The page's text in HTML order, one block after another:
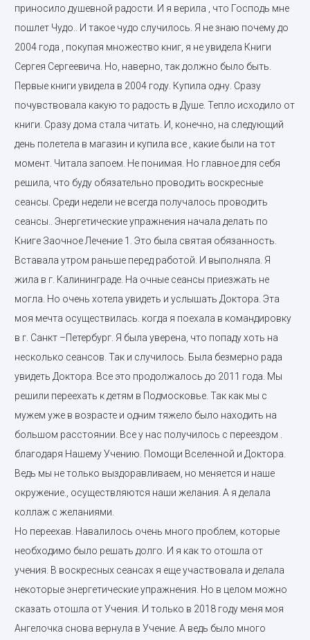
приносило душевной радости. И я верила , что Господь мне
пошлет Чудо.. И такое чудо случилось. Я не знаю почему до
2004 года , покупая множество книг, я не увидела Книги
Сергея Сергеевича. Но, наверно, так должно было быть.
Первые книги увидела в 2004 году. Купила одну. Сразу
почувствовала какую то радость в Душе. Тепло исходило от
книги. Сразу дома стала читать. И, конечно, на следующий
день полетела в магазин и купила все , какие были на тот
момент. Читала запоем. Не понимая. Но главное для себя
решила, что буду обязательно проводить воскресные
сеансы. Среди недели не всегда получалось проводить
сеансы.. Энергетические упражнения начала делать по
Книге Заочное Лечение 1. Это была святая обязанность.
Вставала утром раньше перед работой. И выполняла. Я
жила в г. Калининграде. На очные сеансы приезжать не
могла. Но очень хотела увидеть и услышать Доктора. Эта
моя мечта осуществилась. когда я поехала в командировку
в г. Санкт –Петербург. Я была уверена, что попаду хоть на
несколько сеансов. Так и случилось. Была безмерно рада
увидеть Доктора. Все это продолжалось до 2011 года. Мы
решили переехать к детям в Подмосковье. Так как мы с
мужем уже в возрасте и одним тяжело было находить на
большом расстоянии. Все у нас получилось с переездом .
благодаря Нашему Учению. Помощи Вселенной и Доктора.
Ведь мы не только выздоравливаем, но меняется и наше
окружение., осуществляются наши желания. А я делала
коллаж с желаниями.
Но переехав. Навалилось очень много проблем, которые
необходимо было решать долго. И я как то отошла от
учения. В воскресных сеансах я еще участвовала и делала
некоторые энергетические упражнения. Но в целом можно
сказать отошла от Учения. И только в 2018 году меня моя
Ангелочка снова вернула в Учение. А ведь было много